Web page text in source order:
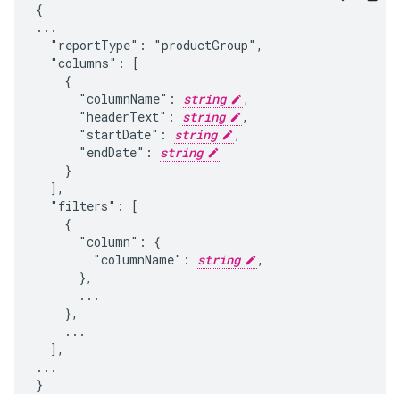
{
...
  "reportType": "productGroup",
  "columns": [
    {
      "columnName":
string
,
      "headerText":
string
,
      "startDate":
string
,
      "endDate":
string
    }
  ],
  "filters": [
    {
      "column": {
        "columnName":
string
,
      },
      ...
    },
    ...
  ],
...
}